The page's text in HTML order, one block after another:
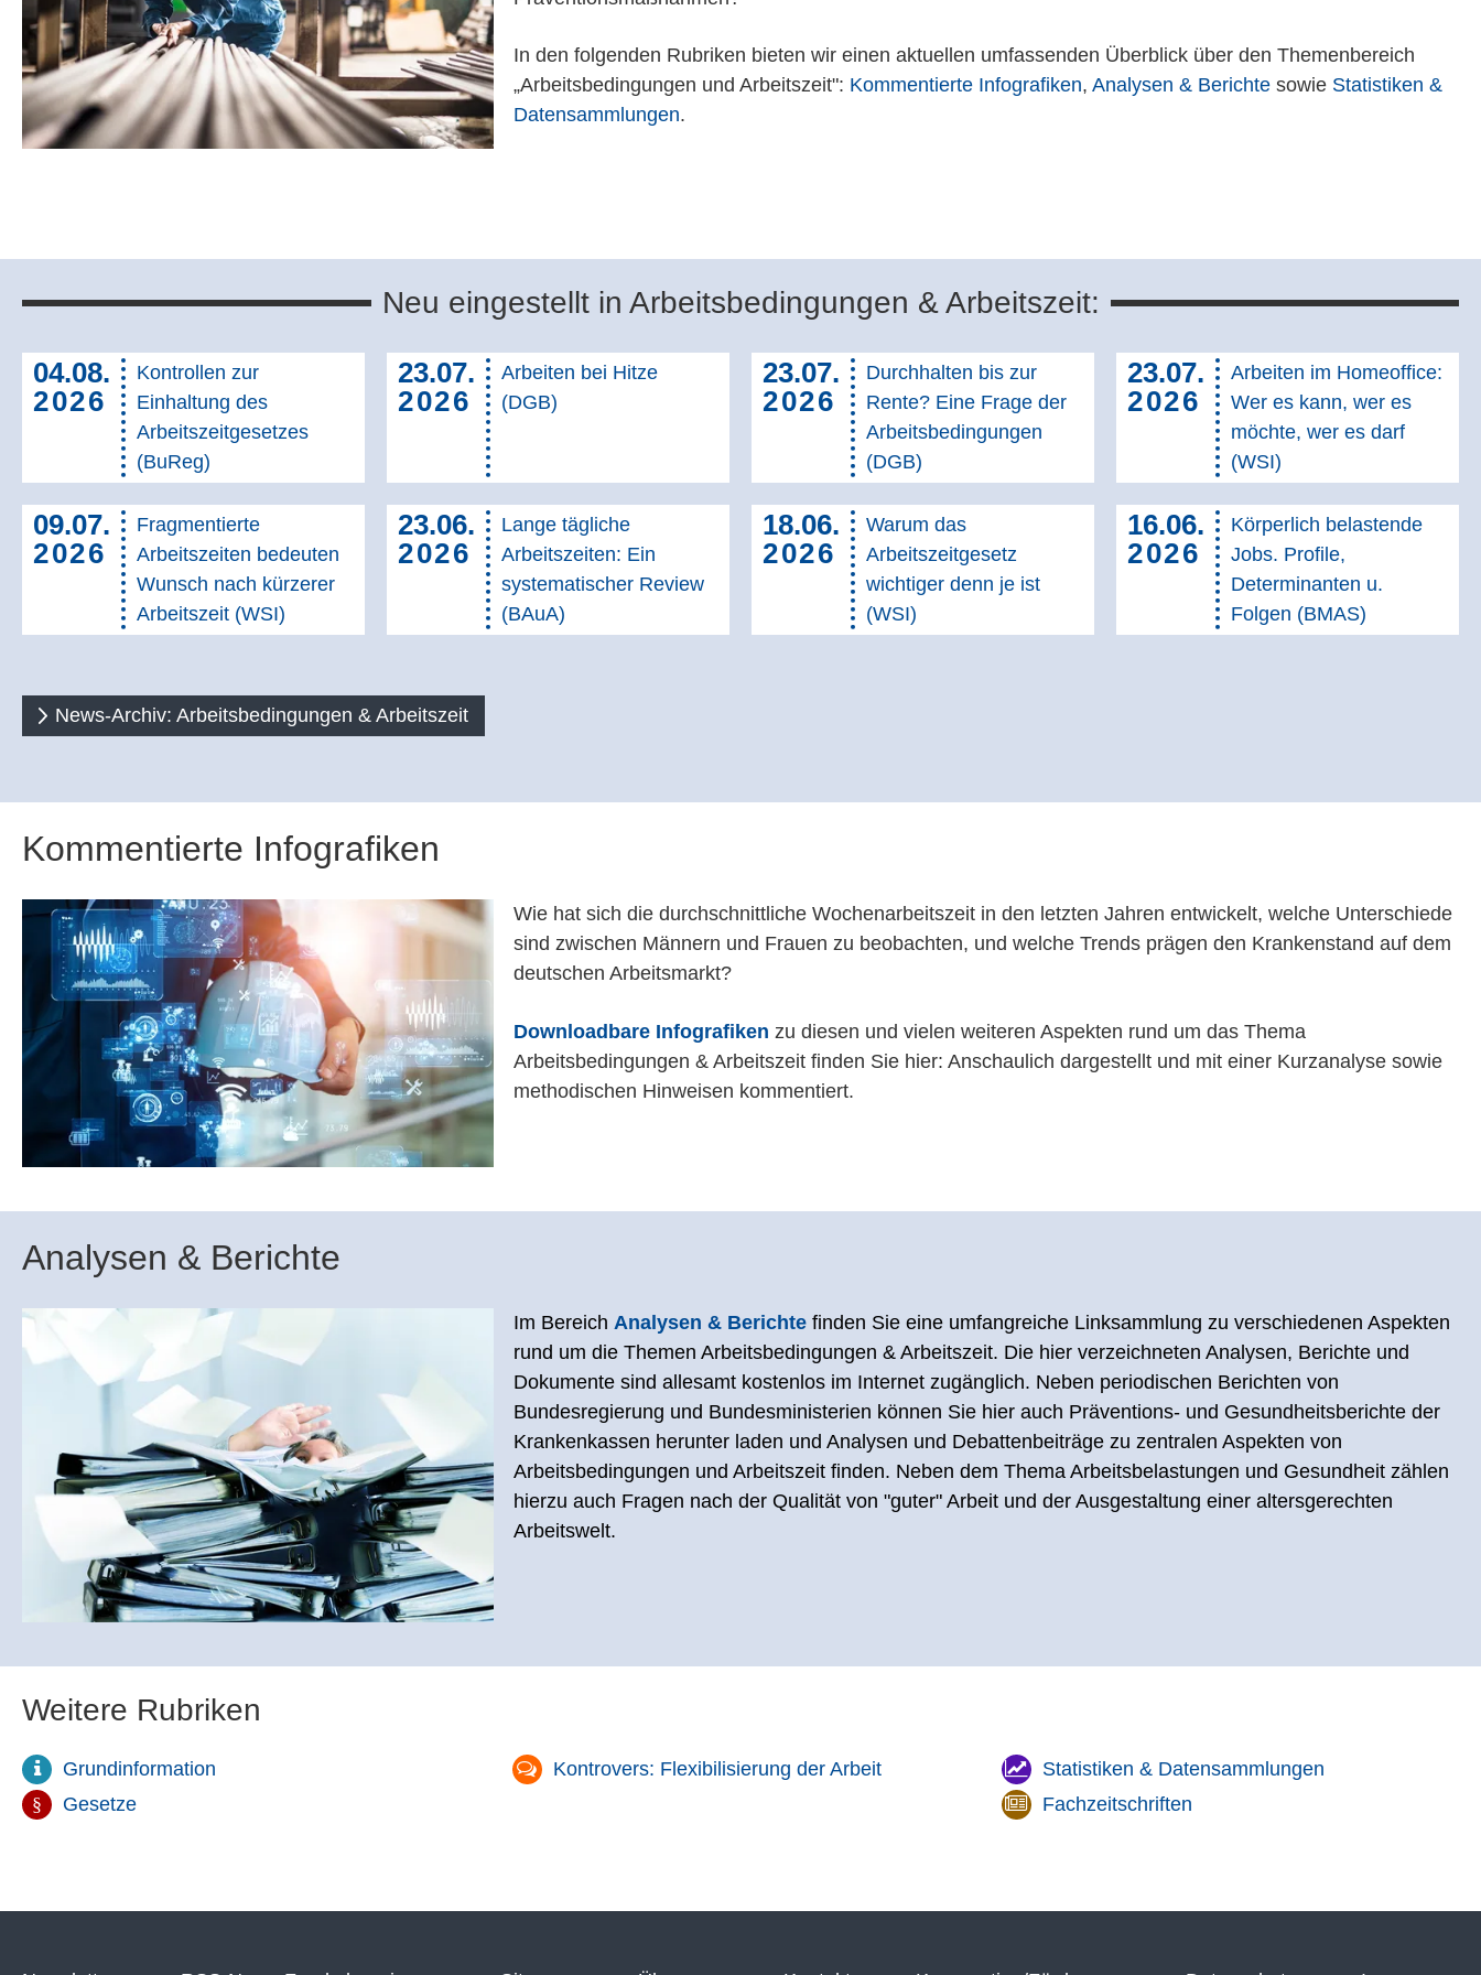
In den folgenden Rubriken bieten wir einen aktuellen umfassenden Überblick über den Themenbereich
„Arbeitsbedingungen und Arbeitszeit": Kommentierte Infografiken, Analysen & Berichtesowie Statistiken &
Datensammlungen.
Neu eingestellt in Arbeitsbedingungen & Arbeitszeit:
04.08.
2026
Kontrollen zur
Einhaltung des
Arbeitszeitgesetzes
(BuReg)
23.07.
2026
Arbeiten bei Hitze
(DGB)
23.07.
2026
Durchhalten bis zur
Rente? Eine Frage der
Arbeitsbedingungen
(DGB)
23.07.
2026
Arbeiten im Homeoffice:
Wer es kann, wer es
möchte, wer es darf
(WSI)
09.07.
2026
Fragmentierte
Arbeitszeiten bedeuten
Wunsch nach kürzerer
Arbeitszeit (WSI)
23.06.
2026
Lange tägliche
Arbeitszeiten: Ein
systematischer Review
(BAuA)
18.06.
2026
Warum das
Arbeitszeitgesetz
wichtiger denn je ist
(WSI)
16.06.
2026
Körperlich belastende
Jobs. Profile,
Determinanten u.
Folgen (BMAS)
News-Archiv: Arbeitsbedingungen & Arbeitszeit
Kommentierte Infografiken
Wie hat sich die durchschnittliche Wochenarbeitszeit in den letzten Jahren entwickelt, welche Unterschiede
sind zwischen Männern und Frauen zu beobachten, und welche Trends prägen den Krankenstand auf dem
deutschen Arbeitsmarkt?
Downloadbare Infografiken zu diesen und vielen weiteren Aspekten rund um das Thema
Arbeitsbedingungen & Arbeitszeit finden Sie hier: Anschaulich dargestellt und mit einer Kurzanalyse sowie
methodischen Hinweisen kommentiert.
Analysen & Berichte
Im Bereich Analysen & Berichtefinden Sie eine umfangreiche Linksammlung zu verschiedenen Aspekten
rund um die Themen Arbeitsbedingungen & Arbeitszeit. Die hier verzeichneten Analysen, Berichte und
Dokumente sind allesamt kostenlos im Internet zugänglich. Neben periodischen Berichten von
Bundesregierung und Bundesministerien können Sie hier auch Präventions- und Gesundheitsberichte der
Krankenkassen herunter laden und Analysen und Debattenbeiträge zu zentralen Aspekten von
Arbeitsbedingungen und Arbeitszeit finden. Neben dem Thema Arbeitsbelastungen und Gesundheit zählen
hierzu auch Fragen nach der Qualität von "guter" Arbeit und der Ausgestaltung einer altersgerechten
Arbeitswelt.
Weitere Rubriken
Grundinformation Kontrovers: Flexibilisierung der Arbeit
Statistiken & Datensammlungen
Gesetze
Fachzeitschriften